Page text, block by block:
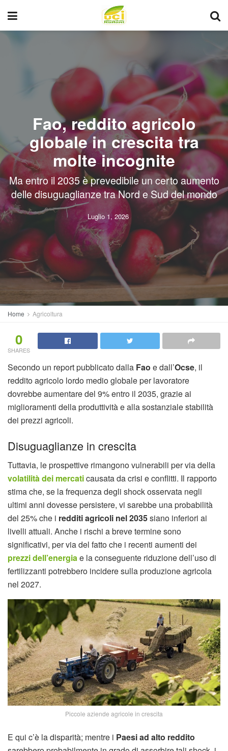
Fao, reddito agricolo
globale in crescita tra
molte incognite
Ma entro il 2035 è prevedibile un certo aumento
delle disuguaglianze tra Nord e Sud del mondo
Luglio 1, 2026
Home Agricoltura
0
SHARES
Secondo un report pubblicato dalla Fao e dall’Ocse, il
reddito agricolo lordo medio globale per lavoratore
dovrebbe aumentare del 9% entro il 2035, grazie ai
miglioramenti della produttività e alla sostanziale stabilità
dei prezzi agricoli.
Disuguaglianze in crescita
Tuttavia, le prospettive rimangono vulnerabili per via della
volatilità dei mercaticausata da crisi e conflitti. Il rapporto
stima che, se la frequenza degli shock osservata negli
ultimi anni dovesse persistere, vi sarebbe una probabilità
del 25% che i redditi agricoli nel 2035siano inferiori ai
livelli attuali. Anche i rischi a breve termine sono
significativi, per via del fatto che i recenti aumenti dei
prezzi dell’energiae la conseguente riduzione dell’uso di
fertilizzanti potrebbero incidere sulla produzione agricola
nel 2027.
Piccole aziende agricole in crescita
E qui c’è la disparità; mentre i Paesi ad alto reddito